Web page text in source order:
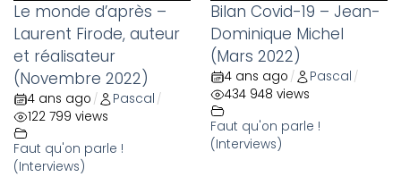
Le monde d’après –
Laurent Firode, auteur
et réalisateur
(Novembre 2022)
4 ans ago / Pascal /
122 799 views
Faut qu'on parle !
(Interviews)
Bilan Covid-19 – Jean-
Dominique Michel
(Mars 2022)
4 ans ago / Pascal /
434 948 views
Faut qu'on parle !
(Interviews)